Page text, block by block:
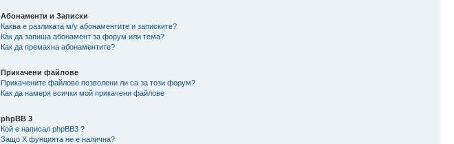
Абонаменти и Записки
Каква е разликата м/у абонаментите и записките?
Как да запиша абонамент за форум или тема?
Как да премахна абонаментите?
Прикачени файлове
Прикачените файлове позволени ли са за този форум?
Как да намеря всички мой прикачени файлове
phpBB 3
Кой е написал phpBB3 ?
Защо X фунцията не е налична?